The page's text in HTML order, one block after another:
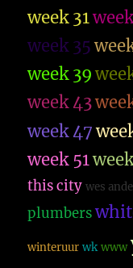
week 31
week 35
week 39
week 43
week 47
week 51
this city wes
plumbers
winteruur wk www